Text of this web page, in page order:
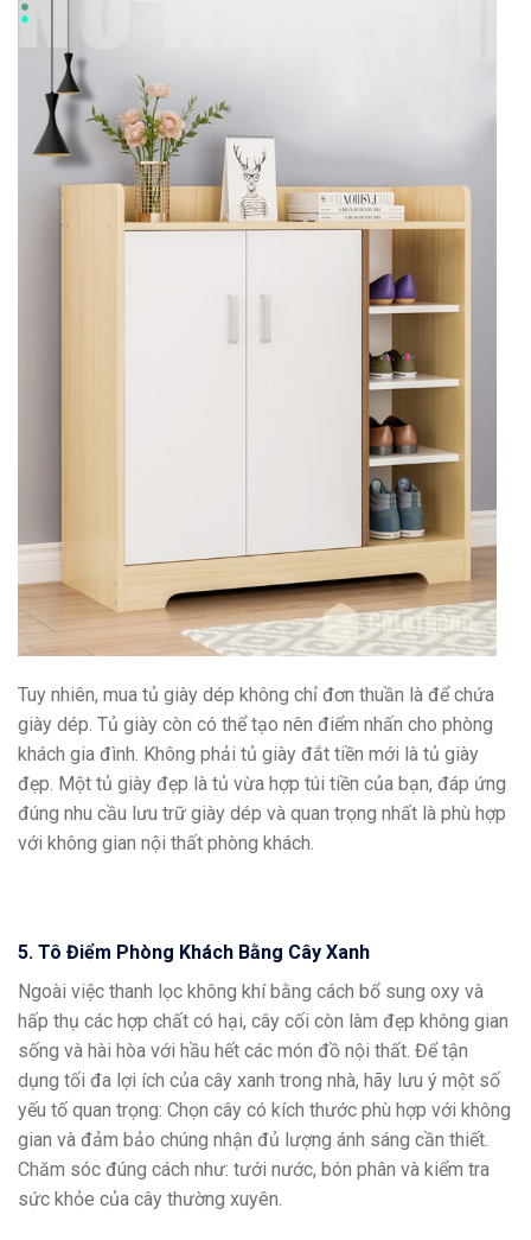
Tuy nhiên, mua tủ giày dép không chỉ đơn thuần là để chứa
giày dép. Tủ giày còn có thể tạo nên điểm nhấn cho phòng
khách gia đình. Không phải tủ giày đắt tiền mới là tủ giày
đẹp. Một tủ giày đẹp là tủ vừa hợp túi tiền của bạn, đáp ứng
đúng nhu cầu lưu trữ giày dép và quan trọng nhất là phù hợp
với không gian nội thất phòng khách.
5. Tô Điểm Phòng Khách Bằng Cây Xanh
Ngoài việc thanh lọc không khí bằng cách bổ sung oxy và
hấp thụ các hợp chất có hại, cây cối còn làm đẹp không gian
sống và hài hòa với hầu hết các món đồ nội thất. Để tận
dụng tối đa lợi ích của cây xanh trong nhà, hãy lưu ý một số
yếu tố quan trọng: Chọn cây có kích thước phù hợp với không
gian và đảm bảo chúng nhận đủ lượng ánh sáng cần thiết.
Chăm sóc đúng cách như: tưới nước, bón phân và kiểm tra
sức khỏe của cây thường xuyên.